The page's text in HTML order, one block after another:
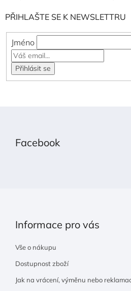
PŘIHLAŠTE SE K NEWSLETTRU
Jméno
Facebook
Informace pro vás
Vše o nákupu
Dostupnost zboží
Jak na vrácení, výměnu nebo